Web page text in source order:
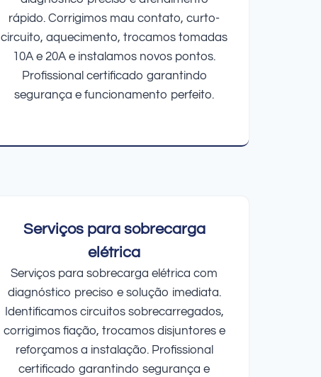
rápido. Corrigimos mau contato, curto-
circuito, aquecimento, trocamos tomadas
10A e 20A e instalamos novos pontos.
Profissional certificado garantindo
segurança e funcionamento perfeito.
Serviços para sobrecarga
elétrica
Serviços para sobrecarga elétrica com
diagnóstico preciso e solução imediata.
Identificamos circuitos sobrecarregados,
corrigimos fiação, trocamos disjuntores e
reforçamos a instalação. Profissional
certificado garantindo segurança e